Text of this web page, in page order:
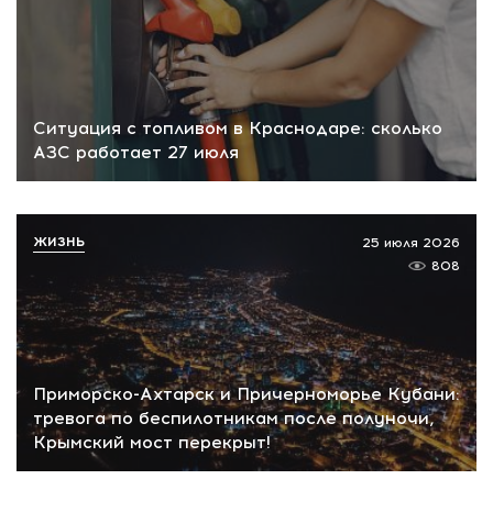
Ситуация с топливом в Краснодаре: сколько
АЗС работает 27 июля
Приморско-Ахтарск и Причерноморье Кубани:
тревога по беспилотникам после полуночи,
Крымский мост перекрыт!
25 июля 2026
808
ЖИЗНЬ